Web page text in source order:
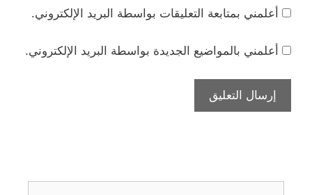
أعلمني بمتابعة التعليقات بواسطة البريد الإلكتروني.
أعلمني بالمواضيع الجديدة بواسطة البريد الإلكتروني.